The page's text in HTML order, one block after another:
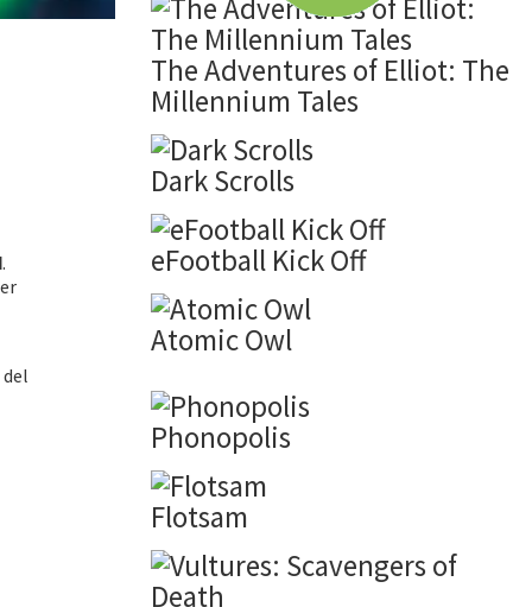
.
The Adventures of Elliot: The
Millennium Tales
Dark Scrolls
eFootball Kick Off
Atomic Owl
Phonopolis
Flotsam